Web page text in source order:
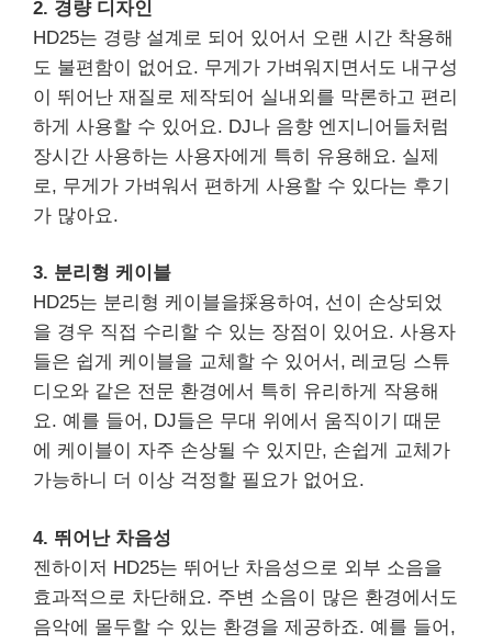
2. 경량 디자인
HD25는 경량 설계로 되어 있어서 오랜 시간 착용해
도 불편함이 없어요. 무게가 가벼워지면서도 내구성
이 뛰어난 재질로 제작되어 실내외를 막론하고 편리
하게 사용할 수 있어요. DJ나 음향 엔지니어들처럼
장시간 사용하는 사용자에게 특히 유용해요. 실제
로, 무게가 가벼워서 편하게 사용할 수 있다는 후기
가 많아요.
3. 분리형 케이블
HD25는 분리형 케이블을採용하여, 선이 손상되었
을 경우 직접 수리할 수 있는 장점이 있어요. 사용자
들은 쉽게 케이블을 교체할 수 있어서, 레코딩 스튜
디오와 같은 전문 환경에서 특히 유리하게 작용해
요. 예를 들어, DJ들은 무대 위에서 움직이기 때문
에 케이블이 자주 손상될 수 있지만, 손쉽게 교체가
가능하니 더 이상 걱정할 필요가 없어요.
4. 뛰어난 차음성
젠하이저 HD25는 뛰어난 차음성으로 외부 소음을
효과적으로 차단해요. 주변 소음이 많은 환경에서도
음악에 몰두할 수 있는 환경을 제공하죠. 예를 들어,